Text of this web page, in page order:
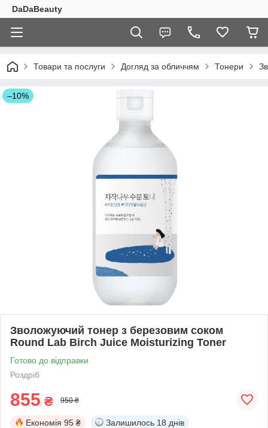
DaDaBeauty
Товари та послуги Догляд за обличчям Тонери
–10%
Зволожуючий тонер з березовим соком
Round Lab Birch Juice Moisturizing Toner
Готово до відправки
Роздріб
855 ₴ 950 ₴
Економія 95 ₴ Залишилось 18 днів